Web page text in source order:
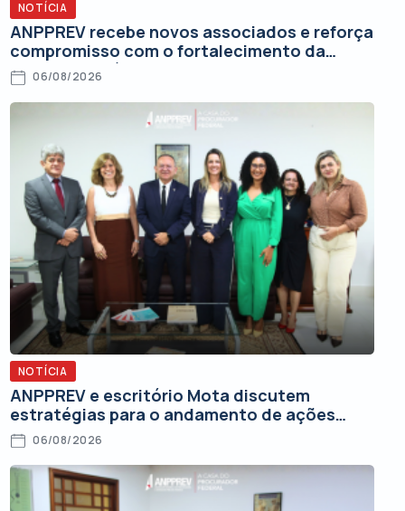
NOTÍCIA
ANPPREV recebe novos associados e reforça
compromisso com o fortalecimento da
Advocacia Pública Federal
06/08/2026
NOTÍCIA
ANPPREV e escritório Mota discutem
estratégias para o andamento de ações
judiciais
06/08/2026